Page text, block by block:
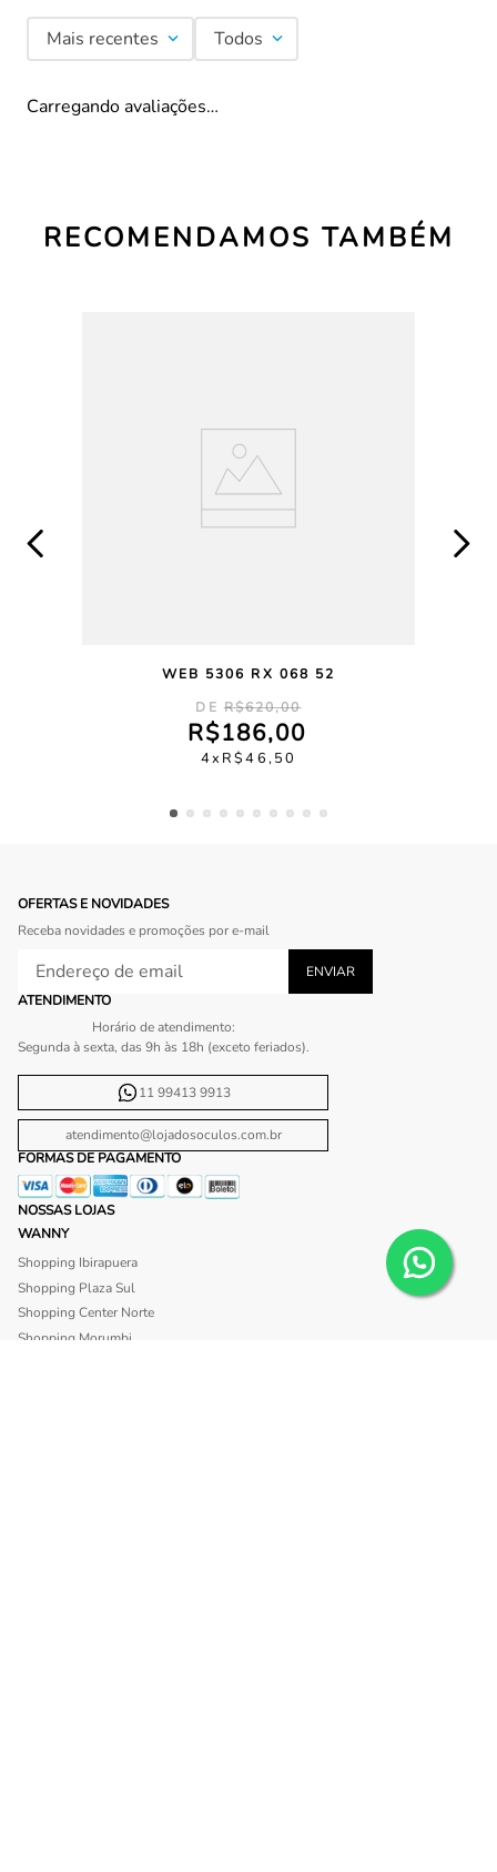
Mais recentes Todos
Carregando avaliações…
RECOMENDAMOS TAMBÉM
WEB 5306 RX 068 52
R$620,00
R$186,00
4 R$46,50
OFERTAS E NOVIDADES
Receba novidades e promoções por e-mail
ATENDIMENTO
Horário de atendimento:
Segunda à sexta, das 9h às 18h (exceto feriados).
11 99413 9913
atendimento@lojadosoculos.com.br
FORMAS DE PAGAMENTO
NOSSAS LOJAS
WANNY
Shopping Ibirapuera
Shopping Plaza Sul
Shopping Center Norte
Shopping Morumbi